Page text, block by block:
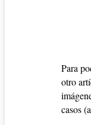
Para
otro
casos